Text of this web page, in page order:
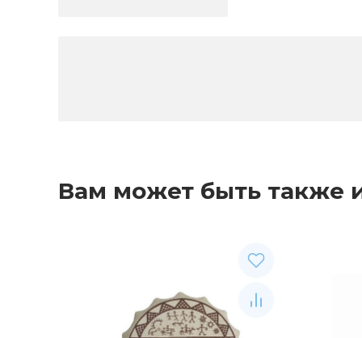
Вам может быть также